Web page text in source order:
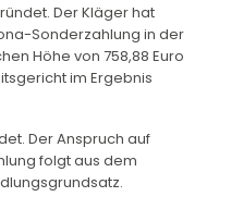
Der Kläger hat
Sonderzahlung in der
Höhe von 758,88 Euro
im Ergebnis
Der Anspruch auf
folgt aus dem